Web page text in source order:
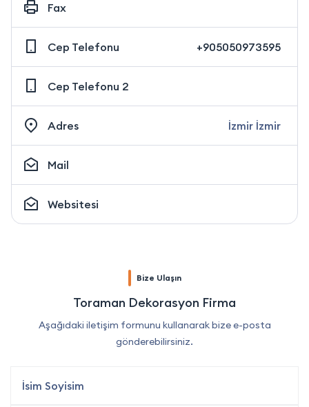
Fax
Cep Telefonu +905050973595
Cep Telefonu 2
Adres İzmir İzmir
Mail
Websitesi
Bize Ulaşın
Toraman Dekorasyon Firma
Aşağıdaki iletişim formunu kullanarak bize e-posta
gönderebilirsiniz.